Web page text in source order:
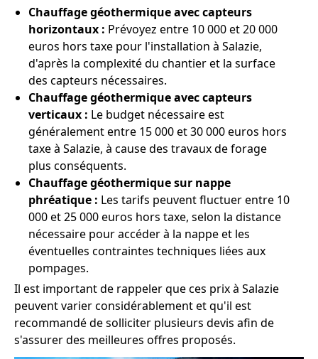
Chauffage géothermique avec capteurs
horizontaux : Prévoyez entre 10 000 et 20 000
euros hors taxe pour l'installation à Salazie,
d'après la complexité du chantier et la surface
des capteurs nécessaires.
Chauffage géothermique avec capteurs
verticaux : Le budget nécessaire est
généralement entre 15 000 et 30 000 euros hors
taxe à Salazie, à cause des travaux de forage
plus conséquents.
Chauffage géothermique sur nappe
phréatique : Les tarifs peuvent fluctuer entre 10
000 et 25 000 euros hors taxe, selon la distance
nécessaire pour accéder à la nappe et les
éventuelles contraintes techniques liées aux
pompages.
Il est important de rappeler que ces prix à Salazie
peuvent varier considérablement et qu'il est
recommandé de solliciter plusieurs devis afin de
s'assurer des meilleures offres proposés.